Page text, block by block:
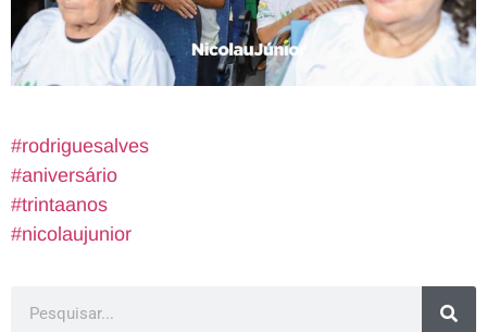
#rodriguesalves
#aniversário
#trintaanos
#nicolaujunior